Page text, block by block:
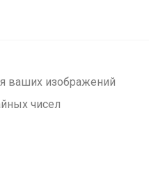
ваших изображений
чисел